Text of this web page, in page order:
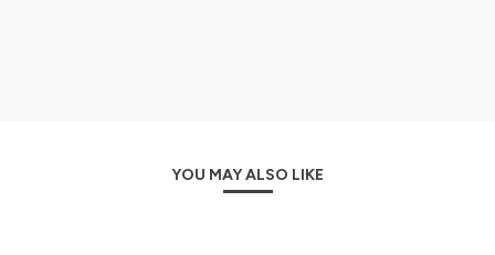
pour plus d'informations.
YOU MAY ALSO LIKE